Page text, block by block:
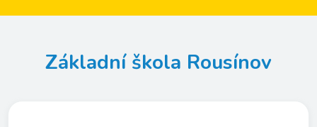
Základní škola Rousínov